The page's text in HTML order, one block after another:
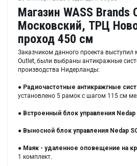
Магазин WASS Brands
Московский, ТРЦ
проход 450 см
Заказчиком данного проекта выступил
Outlet, были выбраны антикражные
производства Нидерланды:
● Радиочастотные антикражгные
установлено 5 рамок с шагом 115 см
● Встроенный блок управления Nedap
● Выносной блок управления Nedap
● Маяк - удаленное оповещение на
1 комплект.